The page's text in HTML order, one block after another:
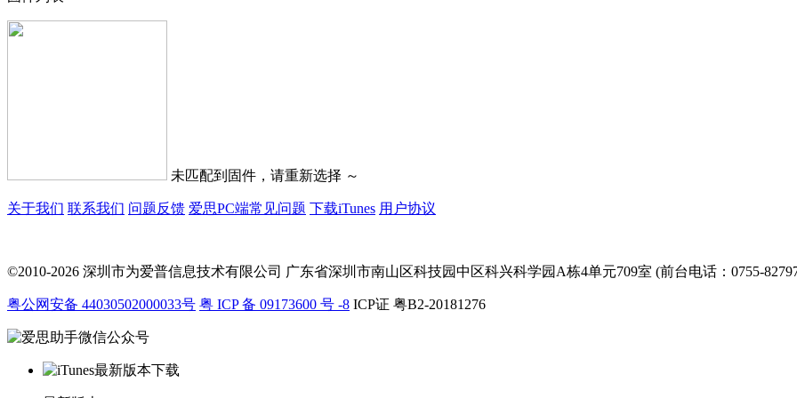
未匹配到固件，请重新选择 ～
关于我们 联系我们 问题反馈 爱思PC端常见问题 下载iTunes 用户协议
©2010-2026 深圳市为爱普信息技术有限公司 广东省深圳市南山区科技园中区科兴科学园A栋4单元709室 (前台电话：0755-
粤公网安备 44030502000033号 粤 ICP 备 09173600 号 -8 ICP证 粤B2-20181276